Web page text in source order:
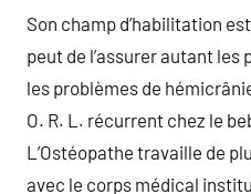
Son champ d’habilitation
peut de l’assurer autant
les problèmes de
O. R. L. récurrent chez le
L’Ostéopathe travaille de
avec le corps médical